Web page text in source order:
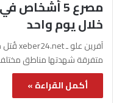
مصرع 5
خلال يوم واحد
متفرقة شهدتها مناطق
أكمل القراءة »